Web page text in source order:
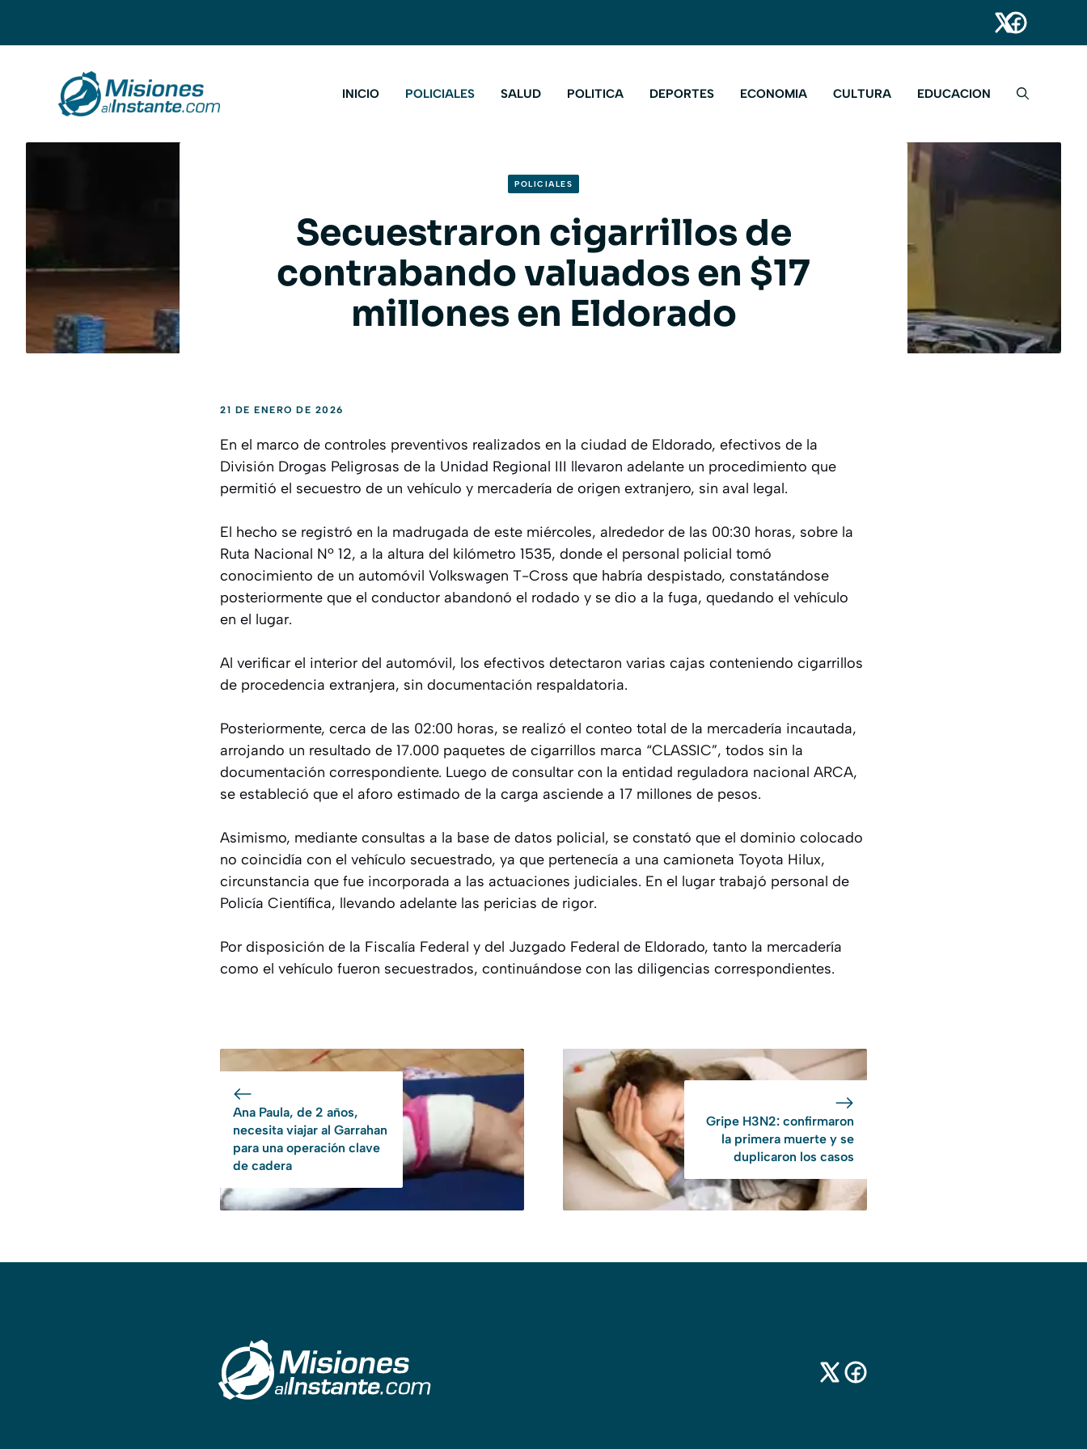
INICIO POLICIALES SALUD POLITICA DEPORTES ECONOMIA CULTURA EDUCACION
POLICIALES
Secuestraron cigarrillos de
contrabando valuados en $17
millones en Eldorado
21 DE ENERO DE 2026
En el marco de controles preventivos realizados en la ciudad de Eldorado, efectivos de la
División Drogas Peligrosas de la Unidad Regional III llevaron adelante un procedimiento que
permitió el secuestro de un vehículo y mercadería de origen extranjero, sin aval legal.
El hecho se registró en la madrugada de este miércoles, alrededor de las 00:30 horas, sobre la
Ruta Nacional Nº 12, a la altura del kilómetro 1535, donde el personal policial tomó
conocimiento de un automóvil Volkswagen T-Cross que habría despistado, constatándose
posteriormente que el conductor abandonó el rodado y se dio a la fuga, quedando el vehículo
en el lugar.
Al verificar el interior del automóvil, los efectivos detectaron varias cajas conteniendo cigarrillos
de procedencia extranjera, sin documentación respaldatoria.
Posteriormente, cerca de las 02:00 horas, se realizó el conteo total de la mercadería incautada,
arrojando un resultado de 17.000 paquetes de cigarrillos marca “CLASSIC”, todos sin la
documentación correspondiente. Luego de consultar con la entidad reguladora nacional ARCA,
se estableció que el aforo estimado de la carga asciende a 17 millones de pesos.
Asimismo, mediante consultas a la base de datos policial, se constató que el dominio colocado
no coincidía con el vehículo secuestrado, ya que pertenecía a una camioneta Toyota Hilux,
circunstancia que fue incorporada a las actuaciones judiciales. En el lugar trabajó personal de
Policía Científica, llevando adelante las pericias de rigor.
Por disposición de la Fiscalía Federal y del Juzgado Federal de Eldorado, tanto la mercadería
como el vehículo fueron secuestrados, continuándose con las diligencias correspondientes.
Ana Paula, de 2 años,
necesita viajar al Garrahan
para una operación clave
de cadera
Gripe H3N2: confirmaron
la primera muerte y se
duplicaron los casos